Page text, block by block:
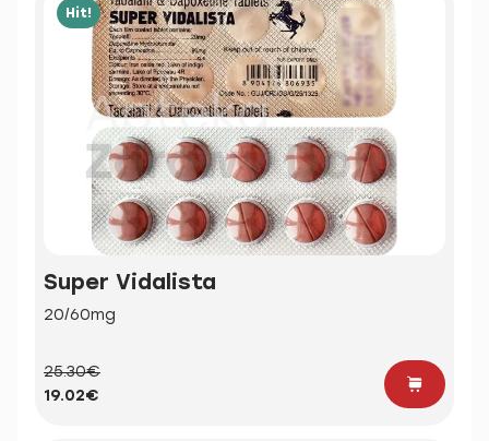
Hit!
Super Vidalista
20/60mg
25.30€
19.02€